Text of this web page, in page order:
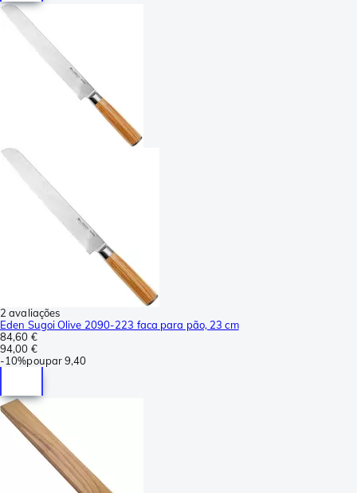
2 avaliações
Eden Sugoi Olive 2090-223 faca para pão, 23 cm
84,60 €
94,00 €
-10%poupar9,40